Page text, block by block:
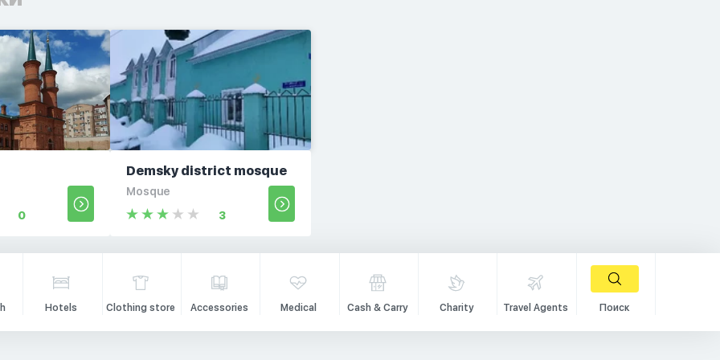
0
Demsky district mosque
Mosque
3
Hotels Clothing store Accessories Medical Cash & Carry Charity Travel Agents Поиск